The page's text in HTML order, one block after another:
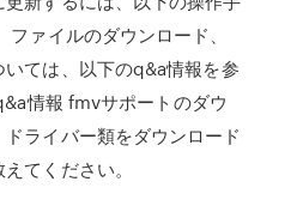
ァイルのダウンロード、
ては、以下のq&a情報を参
情報 fmvサポートのダウ
ライバー類をダウンロード
てください。